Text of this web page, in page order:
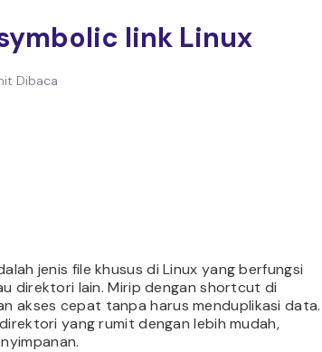
link Linux
Dibaca
jenis file khusus di Linux yang berfungsi
direktori lain. Mirip dengan shortcut di
akses cepat tanpa harus menduplikasi data.
yang rumit dengan lebih mudah,